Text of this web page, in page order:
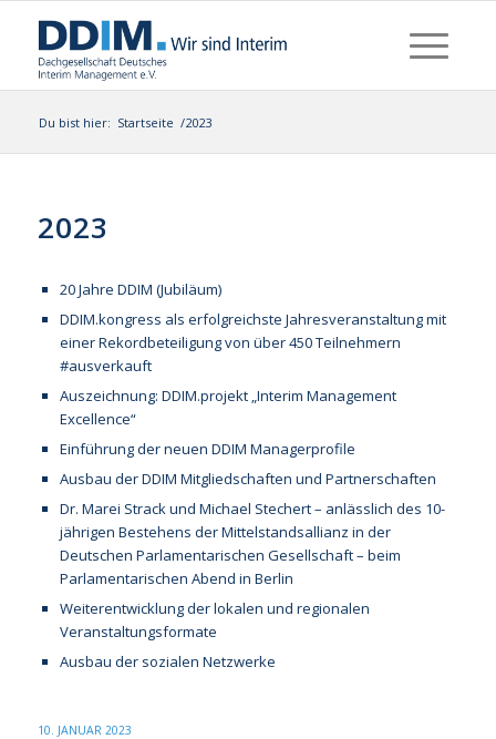
Du bist hier: Startseite /2023
2023
20 Jahre DDIM (Jubiläum)
DDIM.kongress als erfolgreichste Jahresveranstaltung mit
einer Rekordbeteiligung von über 450 Teilnehmern
#ausverkauft
Auszeichnung: DDIM.projekt „Interim Management
Excellence“
Einführung der neuen DDIM Managerprofile
Ausbau der DDIM Mitgliedschaften und Partnerschaften
Dr. Marei Strack und Michael Stechert – anlässlich des 10-
jährigen Bestehens der Mittelstandsallianz in der
Deutschen Parlamentarischen Gesellschaft – beim
Parlamentarischen Abend in Berlin
Weiterentwicklung der lokalen und regionalen
Veranstaltungsformate
Ausbau der sozialen Netzwerke
10. JANUAR 2023